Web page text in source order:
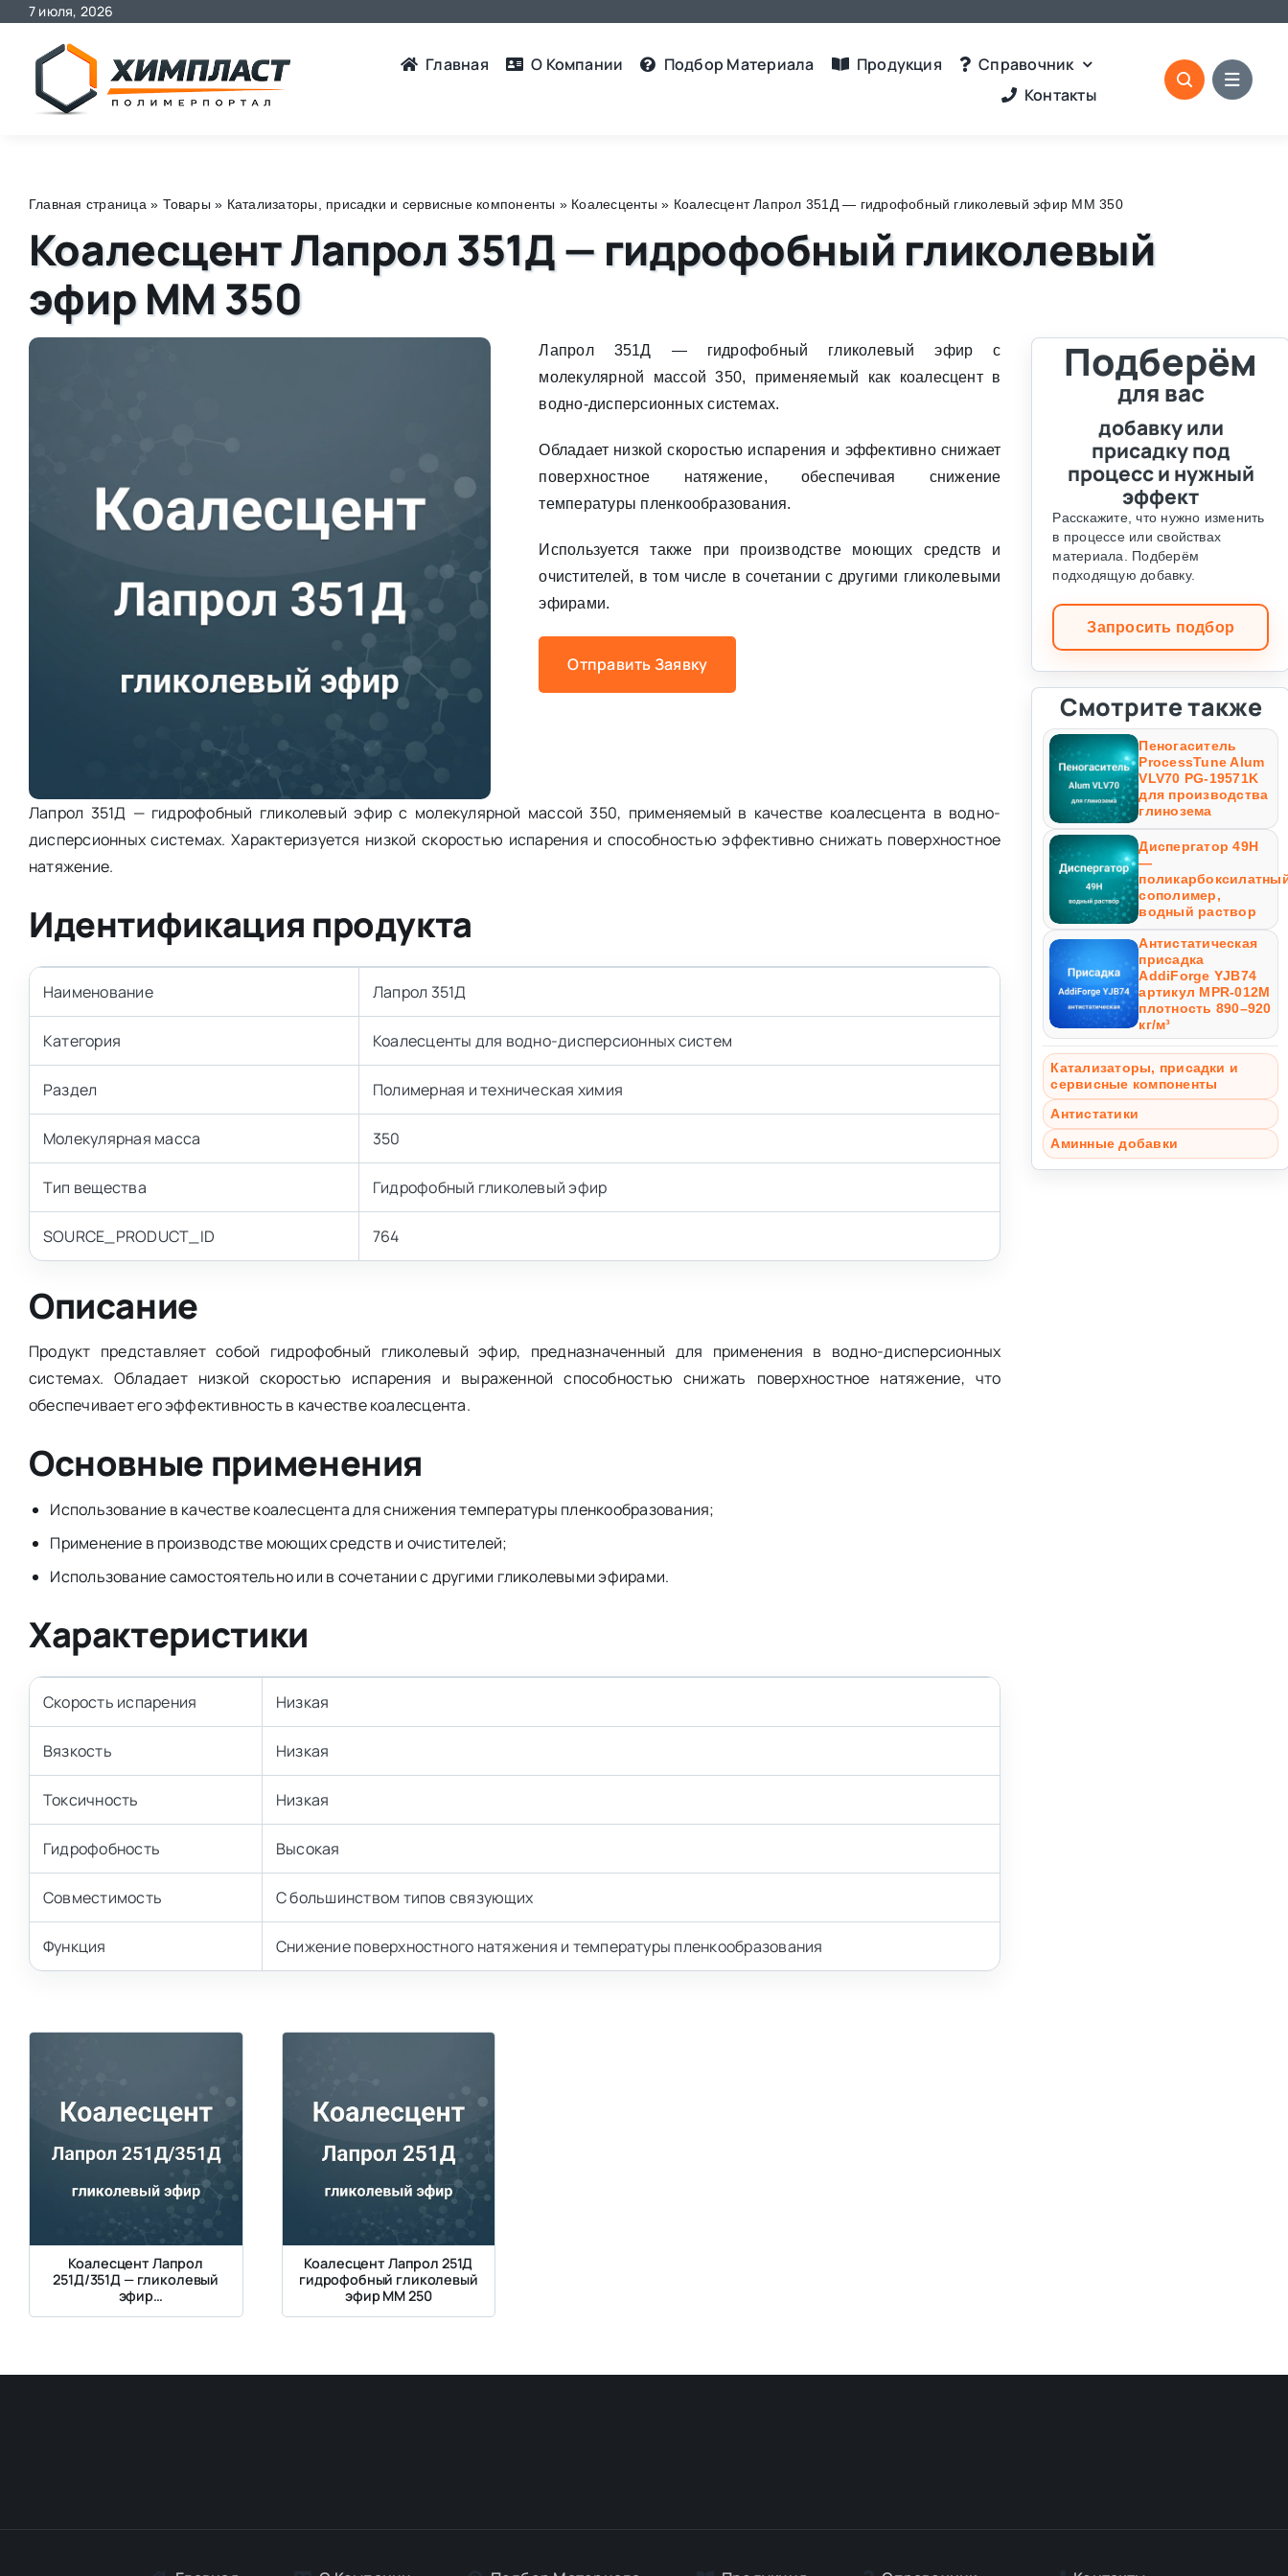
Skip
content
7 июля, 2026
Главная О Компании Подбор Материалa Продукция
Справочник
Контакты
Главная страница » Товары » Катализаторы, присадки и сервисные компоненты » Коалесценты » Коалесцент Лапрол 351Д — гидрофобный гликолевый эфир ММ 350
Коалесцент Лапрол 351Д — гидрофобный гликолевый
эфир ММ 350
Лапрол 351Д — гидрофобный гликолевый эфир с
молекулярной массой 350, применяемый как коалесцент в
водно-дисперсионных системах.
Обладает низкой скоростью испарения и эффективно снижает
поверхностное натяжение, обеспечивая снижение
температуры пленкообразования.
Используется также при производстве моющих средств и
очистителей, в том числе в сочетании с другими гликолевыми
эфирами.
Отправить Заявку
Лапрол 351Д — гидрофобный гликолевый эфир с молекулярной массой 350, применяемый в качестве коалесцента в водно-
дисперсионных системах. Характеризуется низкой скоростью испарения и способностью эффективно снижать поверхностное
натяжение.
Идентификация продукта
Наименование Лапрол 351Д
Категория Коалесценты для водно-дисперсионных систем
Раздел Полимерная и техническая химия
Молекулярная масса 350
Тип вещества Гидрофобный гликолевый эфир
SOURCE_PRODUCT_ID 764
Описание
Продукт представляет собой гидрофобный гликолевый эфир, предназначенный для применения в водно-дисперсионных
системах. Обладает низкой скоростью испарения и выраженной способностью снижать поверхностное натяжение, что
обеспечивает его эффективность в качестве коалесцента.
Основные применения
Использование в качестве коалесцента для снижения температуры пленкообразования;
Применение в производстве моющих средств и очистителей;
Использование самостоятельно или в сочетании с другими гликолевыми эфирами.
Характеристики
Скорость испарения Низкая
Вязкость Низкая
Токсичность Низкая
Гидрофобность Высокая
Совместимость С большинством типов связующих
Функция Снижение поверхностного натяжения и температуры пленкообразования
Коалесцент Лапрол
251Д/351Д — гликолевый
эфир
оксипропилированного н-
Коалесцент Лапрол 251Д
гидрофобный гликолевый
эфир ММ 250
Подберём
для вас
добавку или
присадку под
процесс и нужный
эффект
Расскажите, что нужно изменить
в процессе или свойствах
материала. Подберём
подходящую добавку.
Запросить подбор
Смотрите также
Пеногаситель
ProcessTune Alum
VLV70 PG-19571K
для производства
глинозема
Диспергатор 49Н
—
сополимер,
водный раствор
Антистатическая
присадка
AddiForge YJB74
артикул MPR-012M
плотность 890–920
кг/м³
Катализаторы, присадки и
сервисные компоненты
Антистатики
Аминные добавки